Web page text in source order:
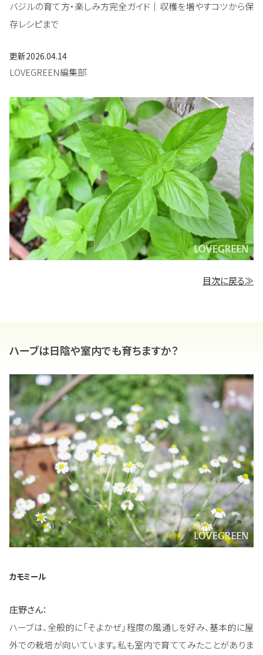
バジルの育て方・楽しみ方完全ガイド｜収穫を増やすコツから保
存レシピまで
更新2026.04.14
LOVEGREEN編集部
目次に戻る≫
ハーブは日陰や室内でも育ちますか？
カモミール
庄野さん：
ハーブは、全般的に「そよかぜ」程度の風通しを好み、基本的に屋
外での栽培が向いています。私も室内で育ててみたことがありま